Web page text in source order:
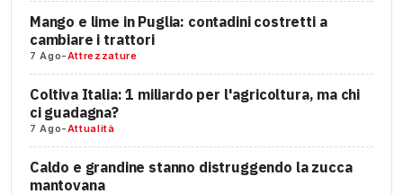
Mango e lime in Puglia: contadini costretti a
cambiare i trattori
7 Ago-Attrezzature
Coltiva Italia: 1 miliardo per l'agricoltura, ma chi
ci guadagna?
7 Ago-Attualità
Caldo e grandine stanno distruggendo la zucca
mantovana